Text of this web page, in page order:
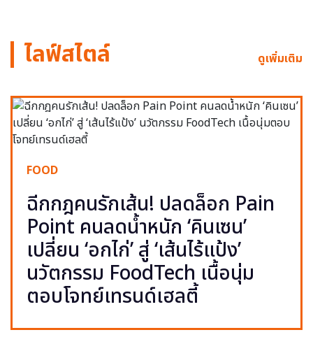
ไลฟ์สไตล์ ดูเพิ่มเติม
FOOD
ฉีกกฎคนรักเส้น! ปลดล็อก Pain
Point คนลดน้ำหนัก ‘คินเซน’
เปลี่ยน ‘อกไก่’ สู่ ‘เส้นไร้แป้ง’
นวัตกรรม FoodTech เนื้อนุ่ม
ตอบโจทย์เทรนด์เฮลตี้